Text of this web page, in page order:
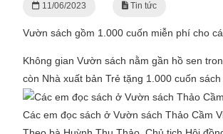
11/06/2023 Tin tức
Vườn sách gồm 1.000 cuốn miễn phí cho
Không gian Vườn sách nằm gần hồ sen
còn Nhà xuất bản Trẻ tặng 1.000 cuốn
Các em đọc sách ở Vườn sách Thảo Cầm